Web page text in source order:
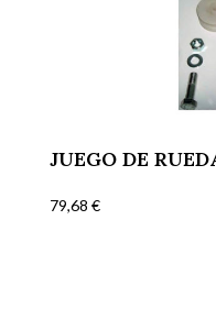
JUEGO DE
79,68 €